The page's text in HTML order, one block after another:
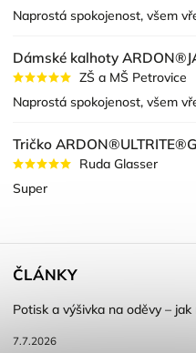
Naprostá spokojenost, všem
Dámské kalhoty
ZŠ a MŠ Petrovice
Naprostá spokojenost, všem
Tričko
Ruda Glasser
Super
ČLÁNKY
Potisk a výšivka na oděvy –
7.7.2026